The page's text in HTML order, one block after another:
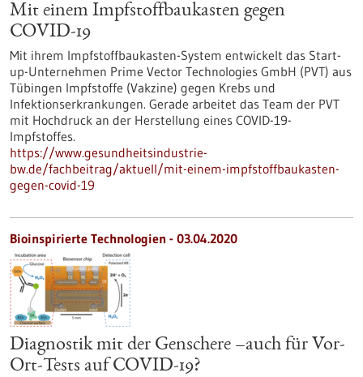
Mit einem Impfstoffbaukasten gegen
COVID-19
Mit ihrem Impfstoffbaukasten-System entwickelt das Start-
up-Unternehmen Prime Vector Technologies GmbH (PVT) aus
Tübingen Impfstoffe (Vakzine) gegen Krebs und
Infektionserkrankungen. Gerade arbeitet das Team der PVT
mit Hochdruck an der Herstellung eines COVID-19-
Impfstoffes.
https://www.gesundheitsindustrie-
bw.de/fachbeitrag/aktuell/mit-einem-impfstoffbaukasten-
gegen-covid-19
Bioinspirierte Technologien - 03.04.2020
Diagnostik mit der Genschere –auch für Vor-
Ort-Tests auf COVID-19?